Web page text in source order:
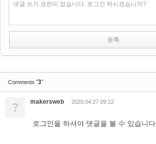
댓글 쓰기 권한이 없습니다. 로그인 하시겠습니까?
Comments '3'
? makersweb 2020.04.27 09:12
로그인을 하셔야 댓글을 볼 수 있습니다.